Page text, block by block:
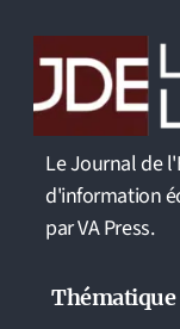
Le Journal de
d'information
par VA Press.
Thématique